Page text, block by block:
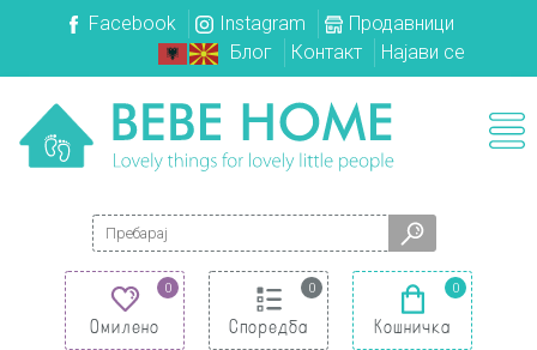
Facebook Instagram
Продавници
Блог
Контакт Најави се
Search for:
0
Омилено
0
Споредба
0
Кошничка